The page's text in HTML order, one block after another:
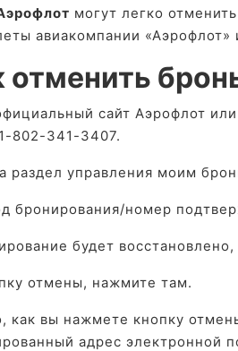
могут легко
авиакомпании
отменить
сайт Аэрофлот
802-341-3407.
раздел управления моим
бронирования/номер
будет
отмены, нажмите там.
как вы нажмете кнопку
адрес электронной